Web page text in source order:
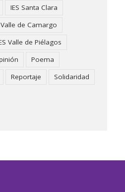
IES Santa Clara
Valle de Camargo
Valle de Piélagos
Poema
Reportaje
Solidaridad